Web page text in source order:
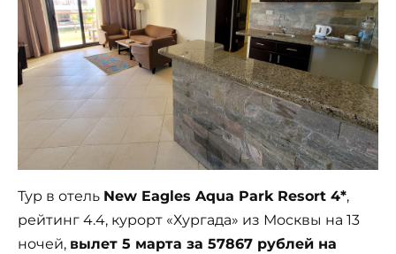
Тур в отель New Eagles Aqua Park Resort 4*,
рейтинг 4.4, курорт «Хургада» из Москвы на 13
ночей, вылет 5 марта за 57867 рублей на